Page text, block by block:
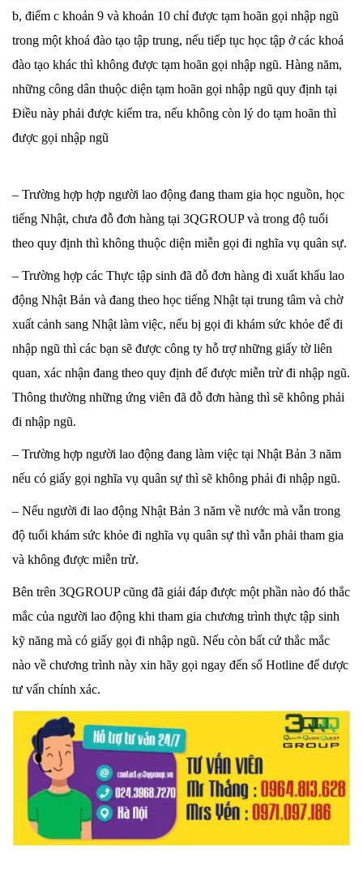
b, điểm c khoản 9 và khoản 10 chỉ được tạm hoãn gọi nhập ngũ
trong một khoá đào tạo tập trung, nếu tiếp tục học tập ở các khoá
đào tạo khác thì không được tạm hoãn gọi nhập ngũ. Hàng năm,
những công dân thuộc diện tạm hoãn gọi nhập ngũ quy định tại
Điều này phải được kiểm tra, nếu không còn lý do tạm hoãn thì
được gọi nhập ngũ
– Trường hợp hợp người lao động đang tham gia học nguồn, học
tiếng Nhật, chưa đỗ đơn hàng tại 3QGROUP và trong độ tuổi
theo quy định thì không thuộc diện miễn gọi đi nghĩa vụ quân sự.
– Trường hợp các Thực tập sinh đã đỗ đơn hàng đi xuất khẩu lao
động Nhật Bản và đang theo học tiếng Nhật tại trung tâm và chờ
xuất cảnh sang Nhật làm việc, nếu bị gọi đi khám sức khỏe để đi
nhập ngũ thì các bạn sẽ được công ty hỗ trợ những giấy tờ liên
quan, xác nhận đang theo quy định để được miễn trừ đi nhập ngũ.
Thông thường những ứng viên đã đỗ đơn hàng thì sẽ không phải
đi nhập ngũ.
– Trường hợp người lao động đang làm việc tại Nhật Bản 3 năm
nếu có giấy gọi nghĩa vụ quân sự thì sẽ không phải đi nhập ngũ.
– Nếu người đi lao động Nhật Bản 3 năm về nước mà vẫn trong
độ tuổi khám sức khỏe đi nghĩa vụ quân sự thì vẫn phải tham gia
và không được miễn trừ.
Bên trên 3QGROUP cũng đã giải đáp được một phần nào đó thắc
mắc của người lao động khi tham gia chương trình thực tập sinh
kỹ năng mà có giấy gọi đi nhập ngũ. Nếu còn bất cứ thắc mắc
nào về chương trình này xin hãy gọi ngay đến số Hotline để dược
tư vấn chính xác.